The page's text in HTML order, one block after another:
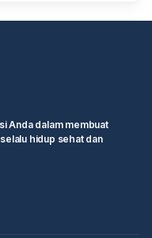
Anda dalam membuat
hidup sehat dan